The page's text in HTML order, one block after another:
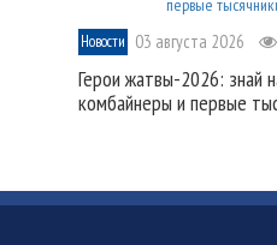
Новости 03 августа 2026
Герои жатвы-2026: знай
комбайнеры и первые